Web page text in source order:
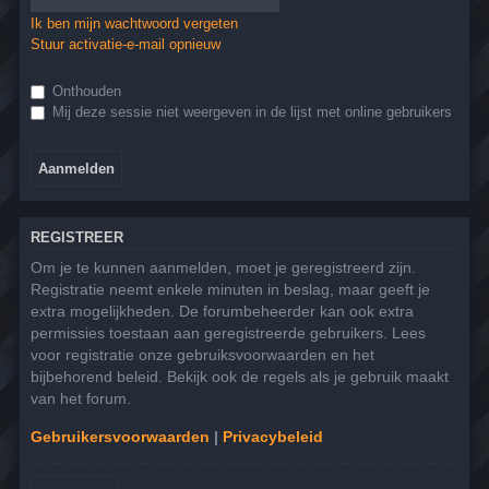
Ik ben mijn wachtwoord vergeten
Stuur activatie-e-mail opnieuw
Onthouden
Mij deze sessie niet weergeven in de lijst met online gebruikers
REGISTREER
Om je te kunnen aanmelden, moet je geregistreerd zijn.
Registratie neemt enkele minuten in beslag, maar geeft je
extra mogelijkheden. De forumbeheerder kan ook extra
permissies toestaan aan geregistreerde gebruikers. Lees
voor registratie onze gebruiksvoorwaarden en het
bijbehorend beleid. Bekijk ook de regels als je gebruik maakt
van het forum.
Gebruikersvoorwaarden | Privacybeleid